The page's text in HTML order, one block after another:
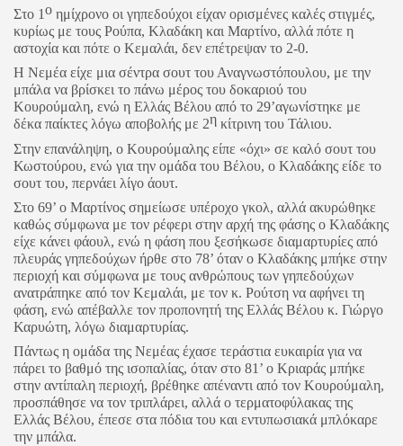
Στο 1οημίχρονο οι γηπεδούχοι είχαν ορισμένες καλές στιγμές,
κυρίως με τους Ρούπα, Κλαδάκη και Μαρτίνο, αλλά πότε η
αστοχία και πότε ο Κεμαλάι, δεν επέτρεψαν το 2-0.
Η Νεμέα είχε μια σέντρα σουτ του Αναγνωστόπουλου, με την
μπάλα να βρίσκει το πάνω μέρος του δοκαριού του
Κουρούμαλη, ενώ η Ελλάς Βέλου από το 29’αγωνίστηκε με
δέκα παίκτες λόγω αποβολής με 2ηκίτρινη του Τάλιου.
Στην επανάληψη, ο Κουρούμαλης είπε «όχι» σε καλό σουτ του
Κωστούρου, ενώ για την ομάδα του Βέλου, ο Κλαδάκης είδε το
σουτ του, περνάει λίγο άουτ.
Στο 69’ ο Μαρτίνος σημείωσε υπέροχο γκολ, αλλά ακυρώθηκε
καθώς σύμφωνα με τον ρέφερι στην αρχή της φάσης ο Κλαδάκης
είχε κάνει φάουλ, ενώ η φάση που ξεσήκωσε διαμαρτυρίες από
πλευράς γηπεδούχων ήρθε στο 78’ όταν ο Κλαδάκης μπήκε στην
περιοχή και σύμφωνα με τους ανθρώπους των γηπεδούχων
ανατράπηκε από τον Κεμαλάι, με τον κ. Ρούτση να αφήνει τη
φάση, ενώ απέβαλλε τον προπονητή της Ελλάς Βέλου κ. Γιώργο
Καρυώτη, λόγω διαμαρτυρίας.
Πάντως η ομάδα της Νεμέας έχασε τεράστια ευκαιρία για να
πάρει το βαθμό της ισοπαλίας, όταν στο 81’ ο Κριαράς μπήκε
στην αντίπαλη περιοχή, βρέθηκε απέναντι από τον Κουρούμαλη,
προσπάθησε να τον τριπλάρει, αλλά ο τερματοφύλακας της
Ελλάς Βέλου, έπεσε στα πόδια του και εντυπωσιακά μπλόκαρε
την μπάλα.